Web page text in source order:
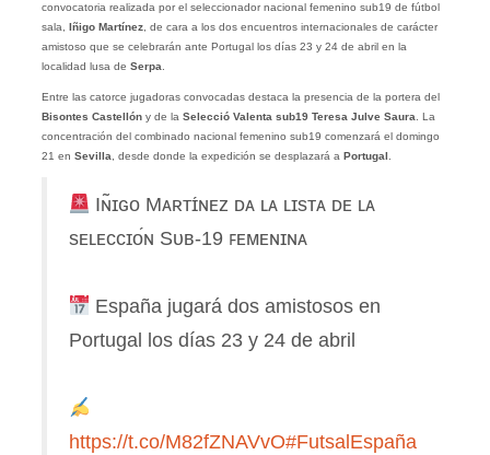
convocatoria realizada por el seleccionador nacional femenino sub19 de fútbol
sala, Iñigo Martínez, de cara a los dos encuentros internacionales de carácter
amistoso que se celebrarán ante Portugal los días 23 y 24 de abril en la
localidad lusa de Serpa
Entre las catorce jugadoras convocadas destaca la presencia de la portera del
Bisontes Castellóny de la Selecció Valenta sub19 Teresa Julve Saura . La
concentración del combinado nacional femenino sub19 comenzará el domingo
21 en Sevilla , desde donde la expedición se desplazará a Portugal
Iɴ̃ɪɢᴏ Mᴀʀᴛɪ́ɴᴇᴢ ᴅᴀ ʟᴀ ʟɪsᴛᴀ ᴅᴇ ʟᴀ
sᴇʟᴇᴄᴄɪᴏ́ɴ Sᴜʙ-19 ꜰᴇᴍᴇɴɪɴᴀ
España jugará dos amistosos en
Portugal los días 23 y 24 de abril
https://t.co/M82fZNAVvO#FutsalEspaña